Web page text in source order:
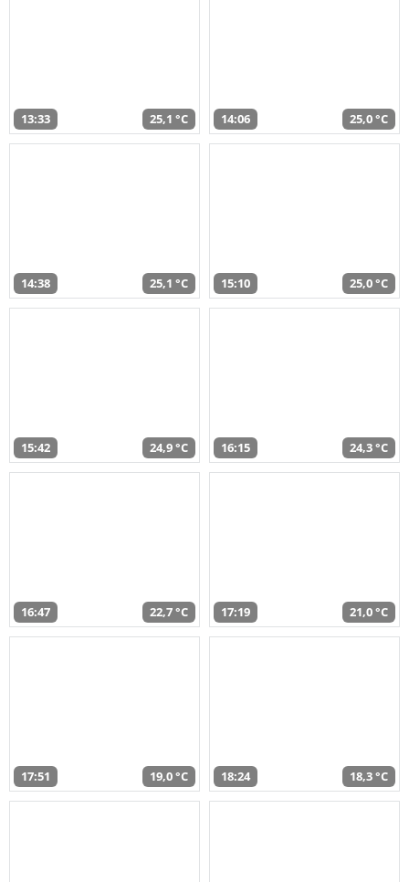
13:33 25,1 °C 14:06 25,0 °C
14:38 25,1 °C 15:10 25,0 °C
15:42 24,9 °C 16:15 24,3 °C
16:47 22,7 °C 17:19 21,0 °C
17:51 19,0 °C 18:24 18,3 °C